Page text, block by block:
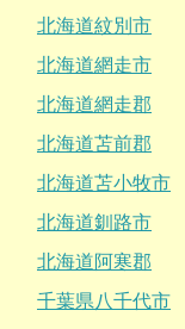
北海道紋別市
北海道網走市
北海道網走郡
北海道苫前郡
北海道苫小牧市
北海道釧路市
北海道阿寒郡
千葉県八千代市